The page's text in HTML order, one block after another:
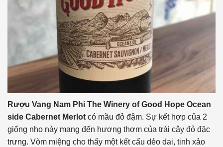
Rượu Vang Nam Phi The Winery of Good Hope Ocean
side Cabernet Merlot có mầu đỏ đậm. Sự kết hợp của 2
giống nho này mang đến hương thơm của trái cây đỏ đặc
trưng. Vòm miệng cho thấy một kết cấu dẻo dai, tinh xảo